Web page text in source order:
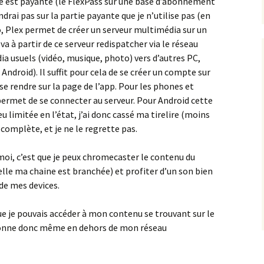
pas sur la partie payante que je n’utilise pas (en
Plex permet de créer un serveur multimédia sur un
à partir de ce serveur redispatcher via le réseau
usuels (vidéo, musique, photo) vers d’autres PC,
Il suffit pour cela de se créer un compte sur
rendre sur la page de l’app. Pour les phones et
de se connecter au serveur. Pour Android cette
limitée en l’état, j’ai donc cassé ma tirelire (moins
et je ne le regrette pas.
c’est que je peux chromecaster le contenu du
ma chaine est branchée) et profiter d’un son bien
mes devices.
je pouvais accéder à mon contenu se trouvant sur le
donc même en dehors de mon réseau